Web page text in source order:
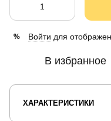
% Войти для
В избранное
ХАРАКТЕРИСТИКИ